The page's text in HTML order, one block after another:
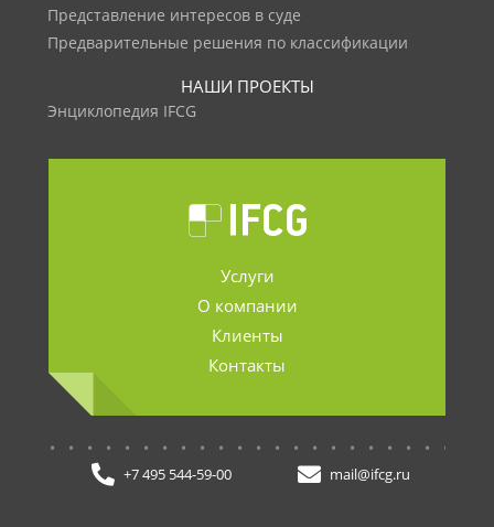
Представление интересов в суде
Предварительные решения по классификации
НАШИ ПРОЕКТЫ
Энциклопедия IFCG
Услуги
О компании
Клиенты
Контакты
+7 495 544-59-00 mail@ifcg.ru